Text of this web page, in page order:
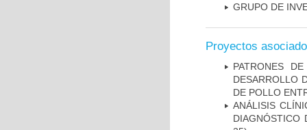
GRUPO DE
Proyectos
PATRONES
DESARROLLO
DE POLLO
ANÁLISIS
DIAGNÓSTICO